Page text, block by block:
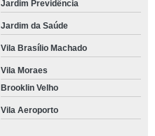
Jardim Previdência
Jardim da Saúde
Vila Brasílio Machado
Vila Moraes
Brooklin Velho
Vila Aeroporto